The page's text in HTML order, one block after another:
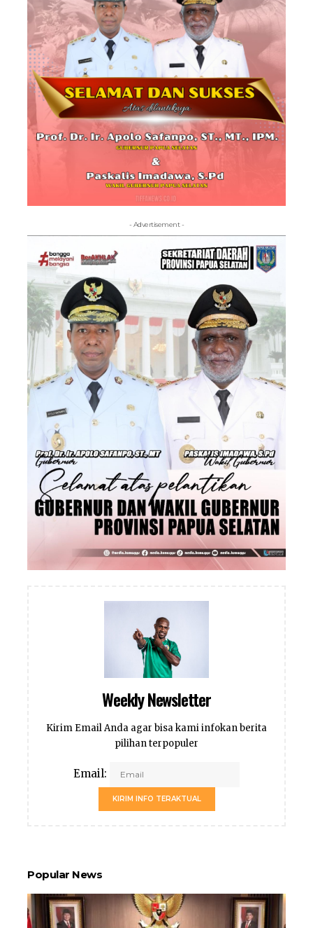
- Advertisement -
Weekly Newsletter
Kirim Email Anda agar bisa kami infokan berita
pilihan terpopuler
Email:
KIRIM INFO TERAKTUAL
Popular News